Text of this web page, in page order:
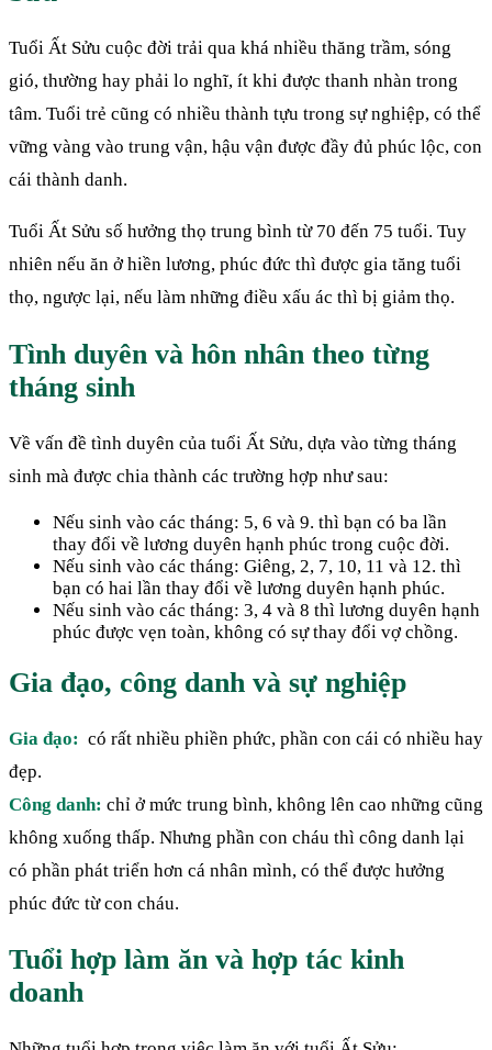
Tuổi Ất Sửu cuộc đời trải qua khá nhiều thăng trầm, sóng
gió, thường hay phải lo nghĩ, ít khi được thanh nhàn trong
tâm. Tuổi trẻ cũng có nhiều thành tựu trong sự nghiệp, có thể
vững vàng vào trung vận, hậu vận được đầy đủ phúc lộc, con
cái thành danh.
Tuổi Ất Sửu số hưởng thọ trung bình từ 70 đến 75 tuổi. Tuy
nhiên nếu ăn ở hiền lương, phúc đức thì được gia tăng tuổi
thọ, ngược lại, nếu làm những điều xấu ác thì bị giảm thọ.
Tình duyên và hôn nhân theo từng
tháng sinh
Về vấn đề tình duyên của tuổi Ất Sửu, dựa vào từng tháng
sinh mà được chia thành các trường hợp như sau:
Nếu sinh vào các tháng: 5, 6 và 9. thì bạn có ba lần
thay đổi về lương duyên hạnh phúc trong cuộc đời.
Nếu sinh vào các tháng: Giêng, 2, 7, 10, 11 và 12. thì
bạn có hai lần thay đổi về lương duyên hạnh phúc.
Nếu sinh vào các tháng: 3, 4 và 8 thì lương duyên hạnh
phúc được vẹn toàn, không có sự thay đổi vợ chồng.
Gia đạo, công danh và sự nghiệp
Gia đạo: có rất nhiều phiền phức, phần con cái có nhiều hay
đẹp.
Công danh: chỉ ở mức trung bình, không lên cao những cũng
không xuống thấp. Nhưng phần con cháu thì công danh lại
có phần phát triển hơn cá nhân mình, có thể được hưởng
phúc đức từ con cháu.
Tuổi hợp làm ăn và hợp tác kinh
doanh